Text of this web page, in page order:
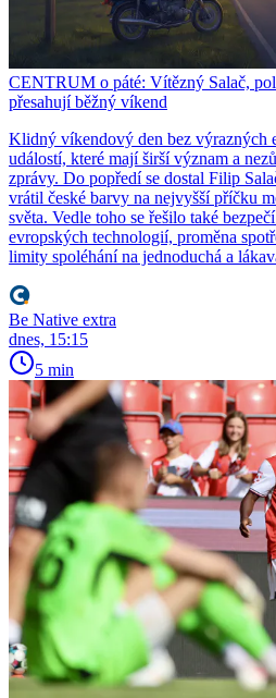
CENTRUM o páté: Vítězný Salač,
přesahují běžný víkend
Klidný víkendový den bez výrazných
událostí, které mají širší význam a
zprávy. Do popředí se dostal Filip
vrátil české barvy na nejvyšší příčku
světa. Vedle toho se řešilo také
evropských technologií, proměna
limity spoléhání na jednoduchá a
Be Native extra
dnes, 15:15
5 min